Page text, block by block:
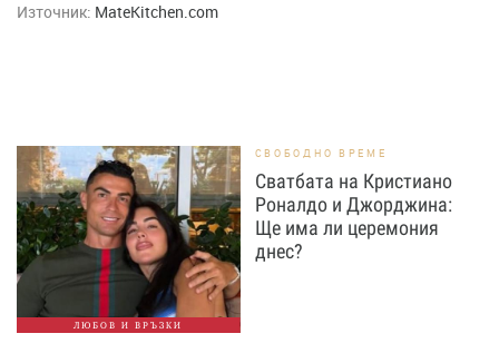
Източник: MateKitchen.com
ЛЮБОВ И ВРЪЗКИ
СВОБОДНО ВРЕМЕ
Сватбата на Кристиано
Роналдо и Джорджина:
Ще има ли церемония
днес?